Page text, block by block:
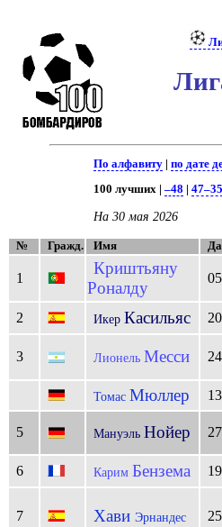
По алфавиту |по дате
100 лучших |–48 |47–35
На 30 мая 2026
№ Гражд. Имя
1
Криштьяну
Роналду
2 Икер Касильяс
3 Лионель Месси
Томас Мюллер
5 Мануэль Нойер
6 Карим Бензема
7 Хави Эрнандес